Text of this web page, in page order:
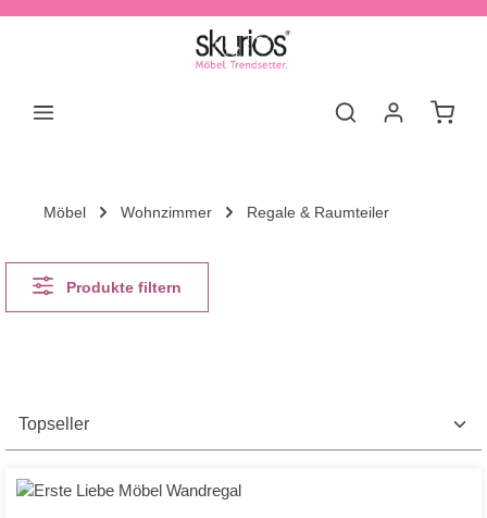
Zum Hauptinhalt springen
Möbel Wohnzimmer Regale & Raumteiler
Produkte filtern